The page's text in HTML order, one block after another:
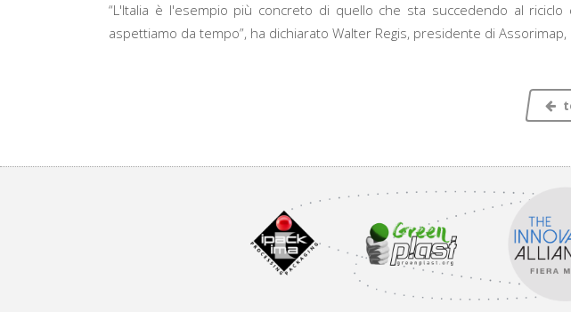
“L'Italia è l'esempio più concreto di quello che sta succedendo al
aspettiamo da tempo”, ha dichiarato Walter Regis, presidente di